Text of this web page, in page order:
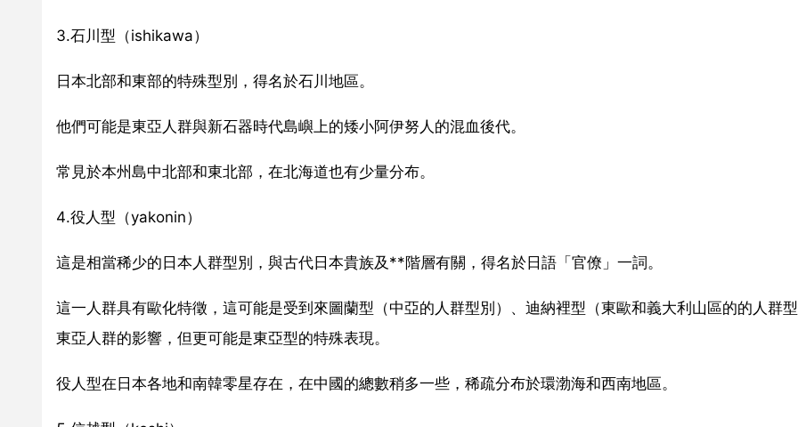
3.石川型（ishikawa）
日本北部和東部的特殊型別，得名於石川地區。
他們可能是東亞人群與新石器時代島嶼上的矮小阿伊努人的混血後代。
常見於本州島中北部和東北部，在北海道也有少量分布。
4.役人型（yakonin）
這是相當稀少的日本人群型別，與古代日本貴族及**階層有關，得名於日語「官僚」一詞。
這一人群具有歐化特徵，這可能是受到來圖蘭型（中亞的人群型別）、迪納裡型（東歐和義大利山區的的人群
東亞人群的影響，但更可能是東亞型的特殊表現。
役人型在日本各地和南韓零星存在，在中國的總數稍多一些，稀疏分布於環渤海和西南地區。